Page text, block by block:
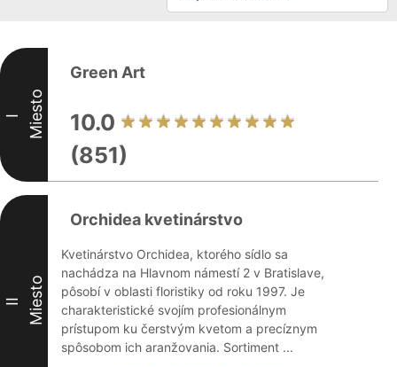
I Miesto
Green Art
10.0
(851)
II Miesto
Orchidea kvetinárstvo
Kvetinárstvo Orchidea, ktorého sídlo sa
nachádza na Hlavnom námestí 2 v Bratislave,
pôsobí v oblasti floristiky od roku 1997. Je
charakteristické svojím profesionálnym
prístupom ku čerstvým kvetom a precíznym
spôsobom ich aranžovania. Sortiment ...